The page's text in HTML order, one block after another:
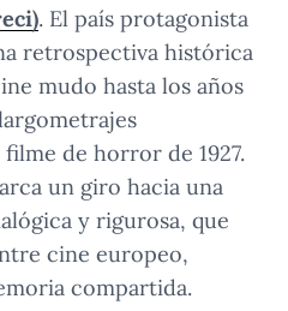
. El país protagonista
retrospectiva histórica
mudo hasta los años
de horror de 1927.
un giro hacia una
y rigurosa, que
cine europeo,
compartida.